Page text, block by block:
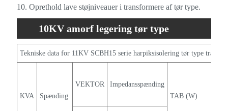
10. Oprethold lave støjniveauer i transformere af tør type.
10KV amorf legering tør type
transformatorspecifikation
Tekniske data for 11KV SCBH15 serie harpiksisolering tør type
KVA Spænding
VEKTOR
Impedansspænding
TAB (W)